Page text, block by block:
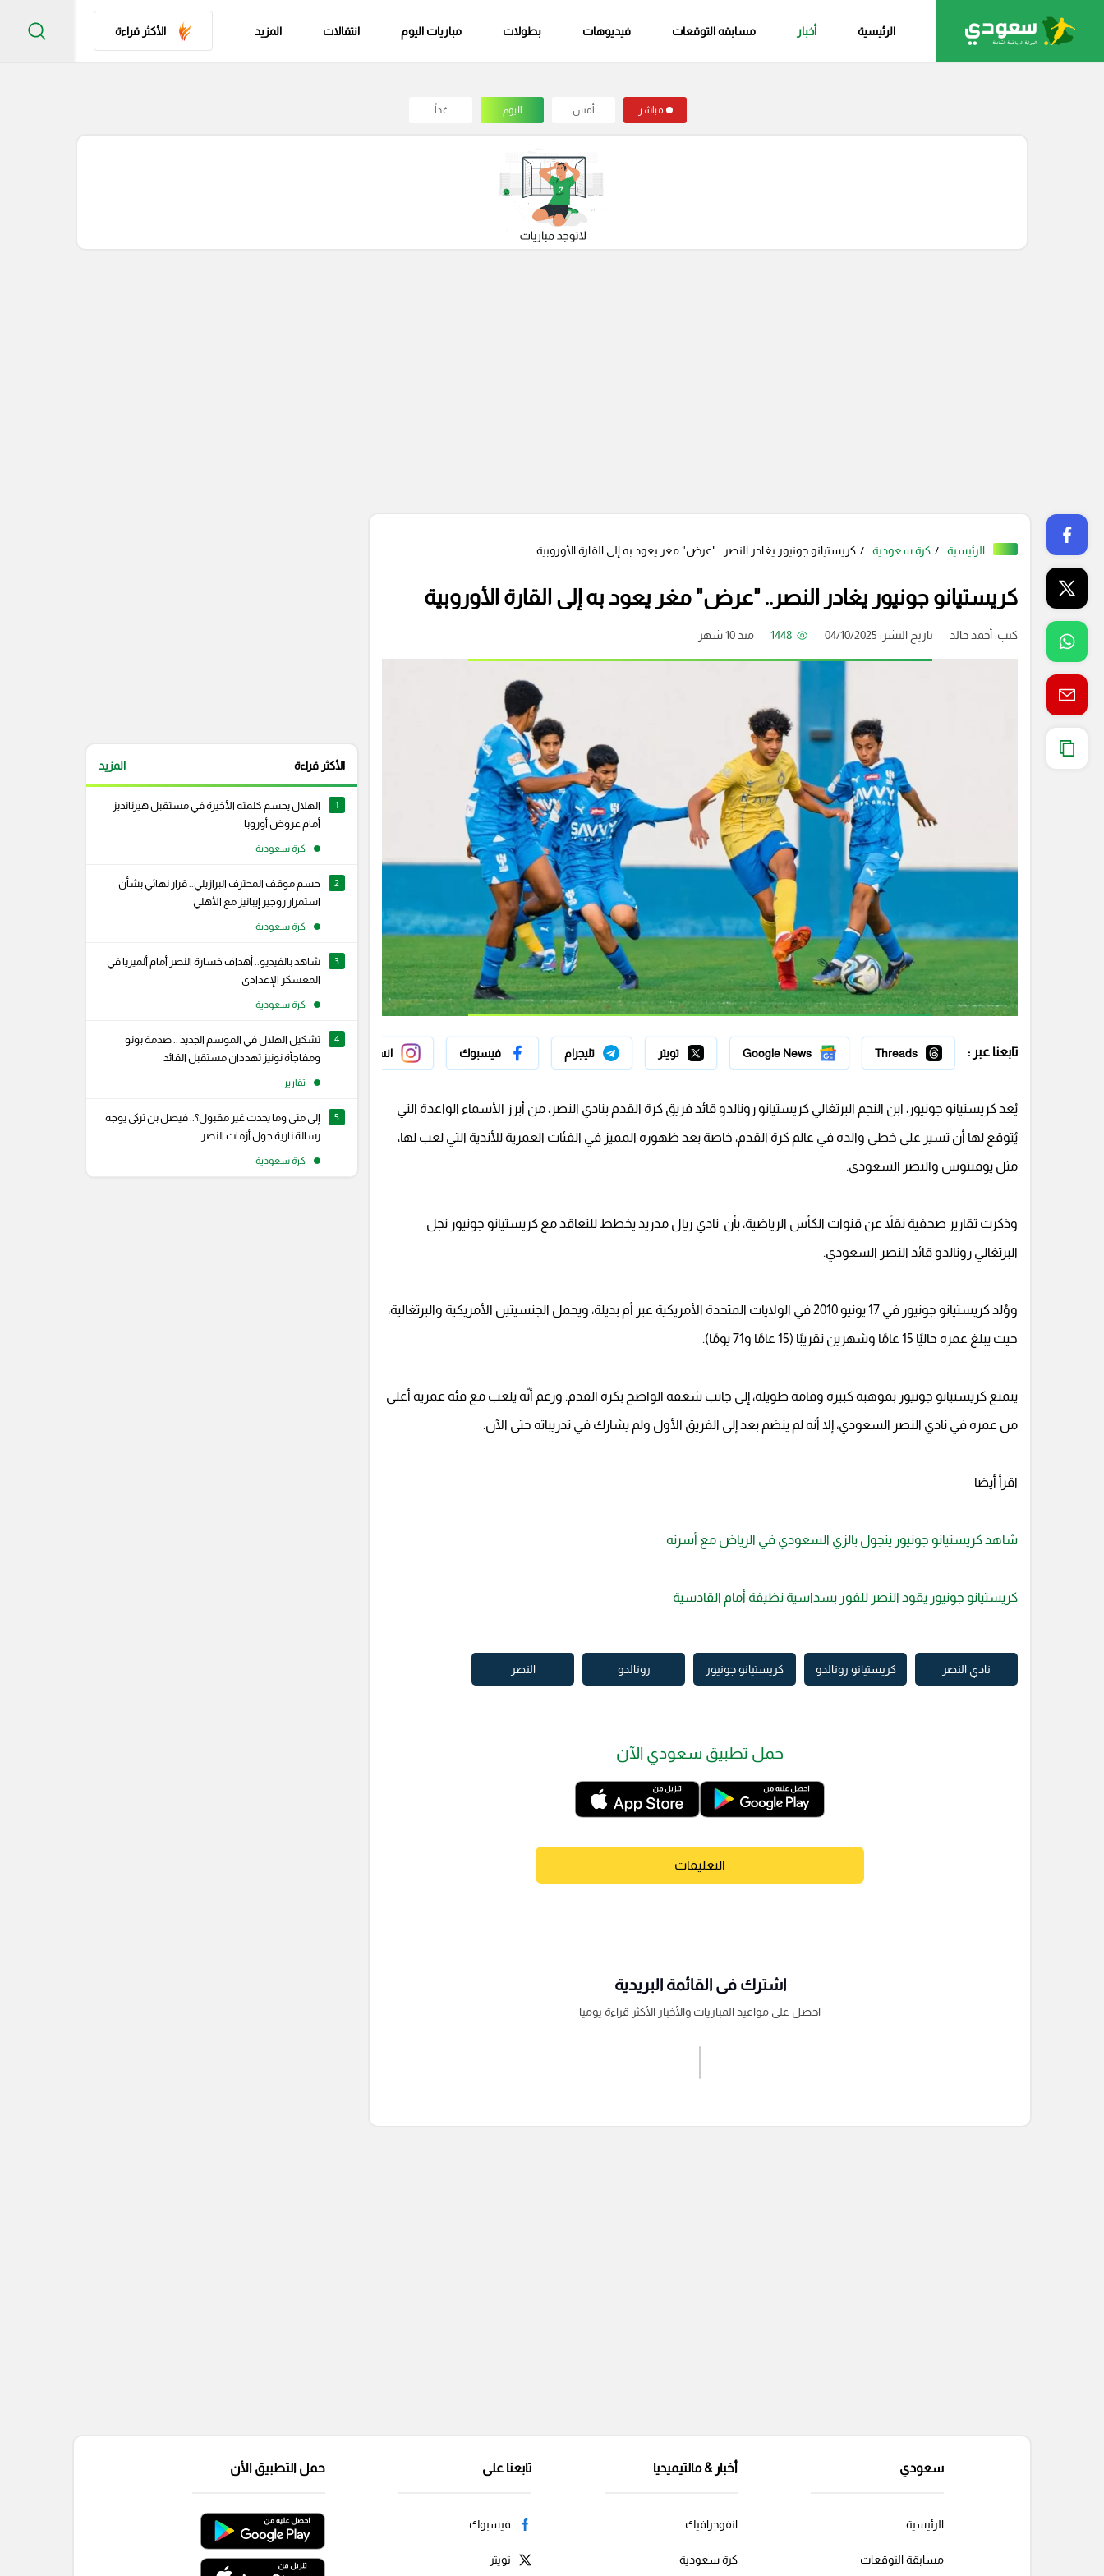
الرئيسية أخبار مسابقه التوقعات فيديوهات بطولات مباريات اليوم انتقالات المزيد الأكثر قراءة
مباشر أمس اليوم غداً
الرئيسية كرة سعودية كريستيانو جونيور يغادر النصر.. "عرض" مغر يعود به إلى القارة الأوروبية
كريستيانو جونيور يغادر النصر.. "عرض" مغر يعود به إلى القارة الأوروبية
كتب:أحمد خالد تاريخ النشر: 04/10/2025 1448 منذ 10 شهر
تابعنا عبر : Threads
Google News تويتر تليجرام فيسبوك انستجرام سناب شات
يُعد كريستيانو جونيور، ابن النجم البرتغالي كريستيانو رونالدو قائد فريق كرة القدم بنادي النصر، من أبرز الأسماء الواعدة التي
يُتوقع لها أن تسير على خطى والده في عالم كرة القدم، خاصة بعد ظهوره المميز في الفئات العمرية للأندية التي لعب لها،
مثل يوفنتوس والنصر السعودي.
وذكرت تقارير صحفية نقلاً عن قنوات الكأس الرياضية، بأن نادي ريال مدريد يخطط للتعاقد مع كريستيانو جونيور نجل
البرتغالي رونالدو قائد النصر السعودي.
ووُلد كريستيانو جونيور في 17 يونيو 2010 في الولايات المتحدة الأمريكية عبر أم بديلة، ويحمل الجنسيتين الأمريكية والبرتغالية،
حيث يبلغ عمره حاليًا 15 عامًا وشهرين تقريبًا (15 عامًا و71 يومًا).
يتمتع كريستيانو جونيور بموهبة كبيرة وقامة طويلة، إلى جانب شغفه الواضح بكرة القدم. ورغم أنّه يلعب مع فئة عمرية أعلى
من عمره في نادي النصر السعودي، إلا أنه لم ينضم بعد إلى الفريق الأول ولم يشارك في تدريباته حتى الآن.
اقرأ أيضا
شاهد كريستيانو جونيور يتجول بالزي السعودي في الرياض مع أسرته
كريستيانو جونيور يقود النصر للفوز بسداسية نظيفة أمام القادسية
نادي النصر كريستيانو رونالدو كريستيانو جونيور رونالدو النصر
حمل تطبيق سعودي الآن
التعليقات
اشترك فى القائمة البريدية
احصل على مواعيد المباريات والأخبار الأكثر قراءة يوميا
الأكثر قراءة المزيد
1
الهلال يحسم كلمته الأخيرة في مستقبل هيرنانديز
أمام عروض أوروبا
كرة سعودية
2
حسم موقف المحترف البرازيلي.. قرار نهائي بشأن
استمرار روجير إيبانيز مع الأهلي
كرة سعودية
3
شاهد بالفيديو.. أهداف خسارة النصر أمام ألميريا في
المعسكر الإعدادي
كرة سعودية
4
تشكيل الهلال في الموسم الجديد .. صدمة بونو
ومفاجأة نونيز تهددان مستقبل القائد
تقارير
5
إلى متى وما يحدث غير مقبول؟.. فيصل بن تركي يوجه
رسالة نارية حول أزمات النصر
كرة سعودية
سعودي
الرئيسية
مسابقة التوقعات
أخبار & مالتيميديا
انفوجرافيك
كرة سعودية
تابعنا على
فيسبوك
تويتر
حمل التطبيق الأن